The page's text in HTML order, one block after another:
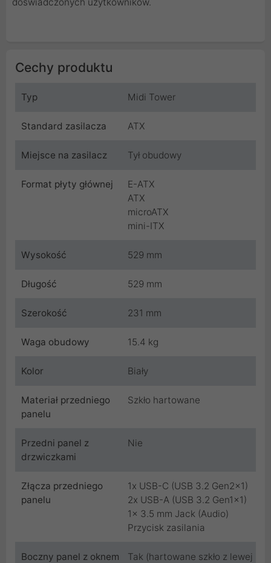
Cechy produktu
Typ Midi Tower
Standard zasilacza ATX
Miejsce na zasilacz Tył obudowy
Format płyty głównej
E-ATX
ATX
microATX
mini-ITX
Wysokość 529 mm
Długość 529 mm
Szerokość 231 mm
Waga obudowy 15.4 kg
Kolor Biały
Materiał przedniego
panelu
Szkło hartowane
Przedni panel z
drzwiczkami
Nie
Złącza przedniego
panelu
1x USB-C (USB 3.2 Gen2x1)
2x USB-A (USB 3.2 Gen1x1)
1x 3.5 mm Jack (Audio)
Przycisk zasilania
Boczny panel z oknem
Tak (hartowane szkło z lewej